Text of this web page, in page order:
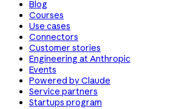
Blog
Courses
Use cases
Connectors
Customer stories
Engineering at Anthropic
Events
Powered by Claude
Service partners
Startups program